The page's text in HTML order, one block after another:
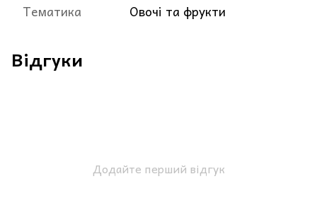
Тематика
Овочі та фрукти
Відгуки
Додайте перший відгук